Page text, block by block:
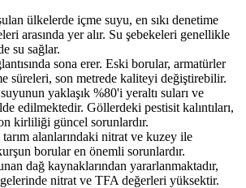
ülkelerde içme suyu, en sıkı denetime
arasında yer alır. Su şebekeleri genellikle
su sağlar.
sona erer. Eski borular, armatürler
süreleri, son metrede kaliteyi değiştirebilir.
yaklaşık %80'i yeraltı suları ve
edilmektedir. Göllerdeki pestisit kalıntıları,
kirliliği güncel sorunlardır.
alanlarındaki nitrat ve kuzey ile
borular en önemli sorunlardır.
dağ kaynaklarından yararlanmaktadır,
nitrat ve TFA değerleri yüksektir.